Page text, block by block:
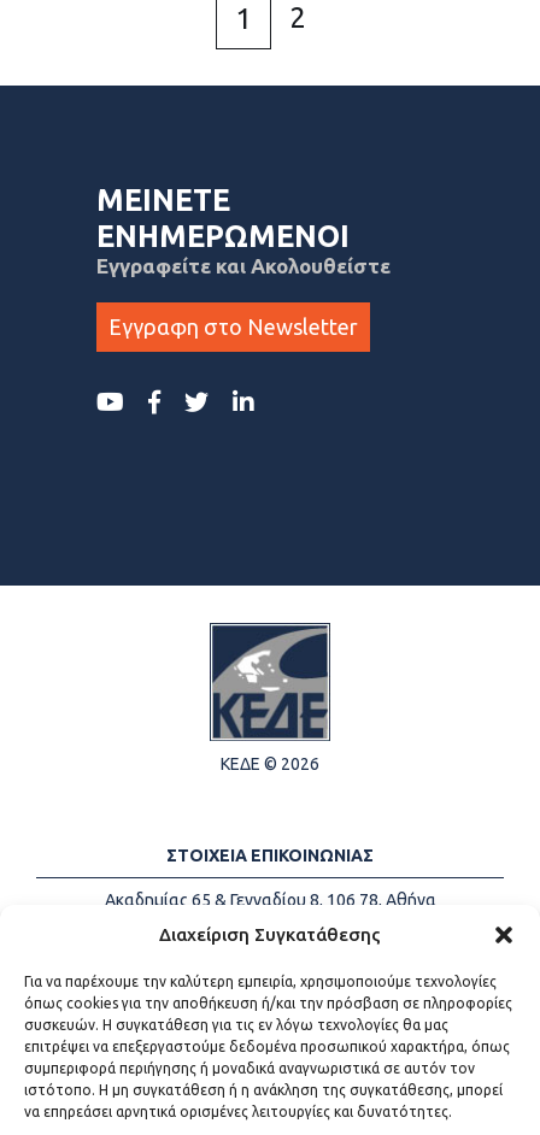
Διαχείριση Συγκατάθεσης
Για να παρέχουμε την καλύτερη εμπειρία, χρησιμοποιούμε τεχνολογίες
όπως cookies για την αποθήκευση ή/και την πρόσβαση σε πληροφορίες
συσκευών. Η συγκατάθεση για τις εν λόγω τεχνολογίες θα μας
επιτρέψει να επεξεργαστούμε δεδομένα προσωπικού χαρακτήρα, όπως
συμπεριφορά περιήγησης ή μοναδικά αναγνωριστικά σε αυτόν τον
ιστότοπο. Η μη συγκατάθεση ή η ανάκληση της συγκατάθεσης, μπορεί
να επηρεάσει αρνητικά ορισμένες λειτουργίες και δυνατότητες.
1 2
ΜΕΙΝΕΤΕ
ΕΝΗΜΕΡΩΜΕΝΟΙ
Εγγραφείτε και Ακολουθείστε
Εγγραφη στο Newsletter
ΚΕΔΕ © 2026
ΣΤΟΙΧΕΙΑ ΕΠΙΚΟΙΝΩΝΙΑΣ
Ακαδημίας 65 & Γενναδίου 8, 106 78, Αθήνα
Τηλέφωνα:
+30 213-2147500
Email:
info@kede.gr
ΧΡΗΣΙΜΟΙ ΣΥΝΔΕΣΜΟΙ
Η ΚΕΔΕ